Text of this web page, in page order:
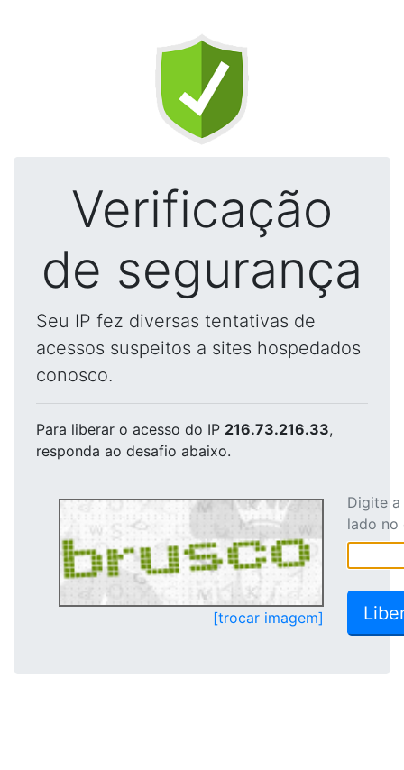
Verificação
de segurança
Seu IP fez diversas tentativas de
acessos suspeitos a sites hospedados
conosco.
Para liberar o acesso do IP 216.73.216.33,
responda ao desafio abaixo.
[trocar imagem]
Digite
lado no